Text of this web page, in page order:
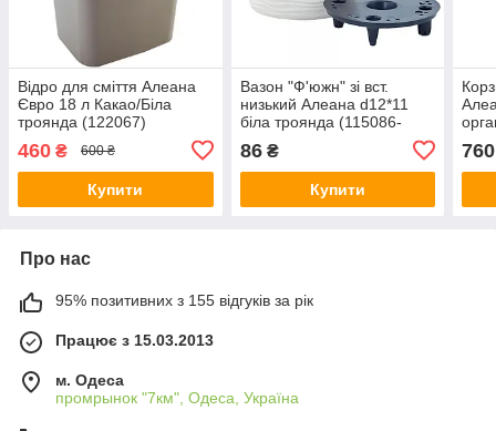
Відро для сміття Алеана
Євро 18 л Какао/Біла
троянда (122067)
460 ₴ 600 ₴
Купити
Вазон "Ф'южн" зі вст.
низький Алеана d12*11
біла троянда (115086-
86₴
Купити
760
Про нас
95% позитивних з 155 відгуків за рік
Працює з 15.03.2013
м. Одеса
промрынок "7км", Одеса, Україна